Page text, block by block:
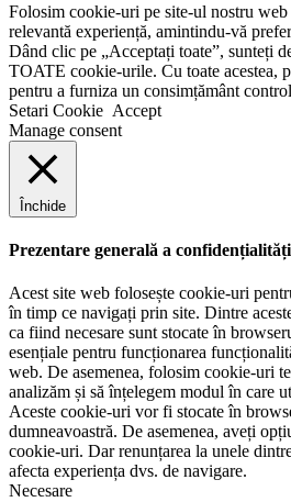
Folosim cookie-uri pe site-ul nostru
relevantă experiență, amintindu-vă
Dând clic pe „Acceptați toate”, sunteți
TOATE cookie-urile. Cu toate acestea,
pentru a furniza un consimțământ
Setari Cookie Accept
Manage consent
Închide
Prezentare generală a
Acest site web folosește cookie-uri
în timp ce navigați prin site. Dintre
ca fiind necesare sunt stocate în
esențiale pentru funcționarea
web. De asemenea, folosim cookie-uri
analizăm și să înțelegem modul în care
Aceste cookie-uri vor fi stocate în
dumneavoastră. De asemenea, aveți
cookie-uri. Dar renunțarea la unele
afecta experiența dvs. de navigare.
Necesare